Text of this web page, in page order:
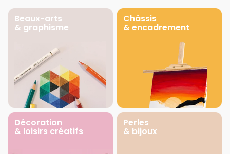
Beaux-arts
& graphisme
Châssis
& encadrement
Décoration
& loisirs créatifs
Perles
& bijoux